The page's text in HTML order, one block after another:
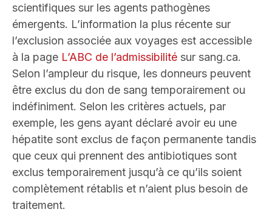
scientifiques sur les agents pathogènes
émergents. L’information la plus récente sur
l’exclusion associée aux voyages est accessible
à la page L’ABC de l’admissibilité sur sang.ca.
Selon l’ampleur du risque, les donneurs peuvent
être exclus du don de sang temporairement ou
indéfiniment. Selon les critères actuels, par
exemple, les gens ayant déclaré avoir eu une
hépatite sont exclus de façon permanente tandis
que ceux qui prennent des antibiotiques sont
exclus temporairement jusqu’à ce qu’ils soient
complètement rétablis et n’aient plus besoin de
traitement.